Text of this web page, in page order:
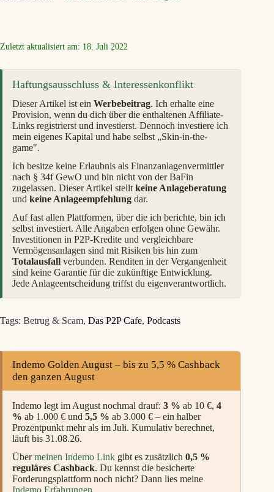
Zuletzt aktualisiert am: 18. Juli 2022
Haftungsausschluss & Interessenkonflikt
Dieser Artikel ist ein Werbebeitrag. Ich erhalte eine
Provision, wenn du dich über die enthaltenen Affiliate-
Links registrierst und investierst. Dennoch investiere ich
mein eigenes Kapital und habe selbst „Skin-in-the-
game".
Ich besitze keine Erlaubnis als Finanzanlagenvermittler
nach § 34f GewO und bin nicht von der BaFin
zugelassen. Dieser Artikel stellt keine Anlageberatung
und keine Anlageempfehlung dar.
Auf fast allen Plattformen, über die ich berichte, bin ich
selbst investiert. Alle Angaben erfolgen ohne Gewähr.
Investitionen in P2P-Kredite und vergleichbare
Vermögensanlagen sind mit Risiken bis hin zum
Totalausfall verbunden. Renditen in der Vergangenheit
sind keine Garantie für die zukünftige Entwicklung.
Jede Anlageentscheidung triffst du eigenverantwortlich.
Tags: Betrug & Scam, Das P2P Cafe, Podcasts
Indemo Golden August – bis zu 5,5 % Cashback
den ganzen August
Indemo legt im August nochmal drauf: 3 % ab 10 €, 4
% ab 1.000 € und 5,5 % ab 3.000 € – ein halber
Prozentpunkt mehr als im Juli. Kumulativ berechnet,
läuft bis 31.08.26.
Übermeinen Indemo Link gibt es zusätzlich 0,5 %
reguläres Cashback. Du kennst die besicherte
Forderungsplattform noch nicht? Dann lies meine
Indemo Erfahrungen